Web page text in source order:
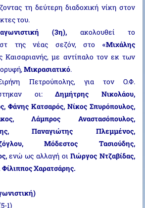
τη δεύτερη διαδοχική νίκη στον
του.
αγωνιστική (3η), ακολουθεί το
της νέας σεζόν, στο «Μιχάλης
Καισαριανής, με αντίπαλο τον εκ των
Μικρασιατικό.
Πετρούπολης, για τον Ο.Φ.
οι:Δημήτρης Νικολάου,
Φάνης Κατσαρός, Νίκος Σπυρόπουλος,
Λάμπρος Αναστασόπουλος,
Παναγιώτης Πλεμμένος,
Μόδεστος Τασιούδης,
ενώ ως αλλαγή οιΓιώργος Ντζαβίδας,
Φίλιππος Χαρατσάρης.
1)